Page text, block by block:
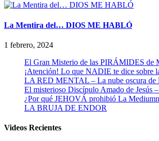
La Mentira del… DIOS ME HABLÓ
1 febrero, 2024
El Gran Misterio de las PIRÁMIDES de
¡Atención! Lo que NADIE te dice
LA RED MENTAL – La nube oscura de
El misterioso Discípulo Amado de Jesús
¿Por qué JEHOVÁ prohibió La
LA BRUJA DE ENDOR
Videos Recientes